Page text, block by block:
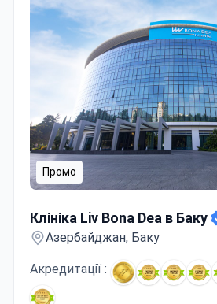
Промо
Клініка Liv Bona Dea в Баку
Азербайджан, Баку
Акредитації :